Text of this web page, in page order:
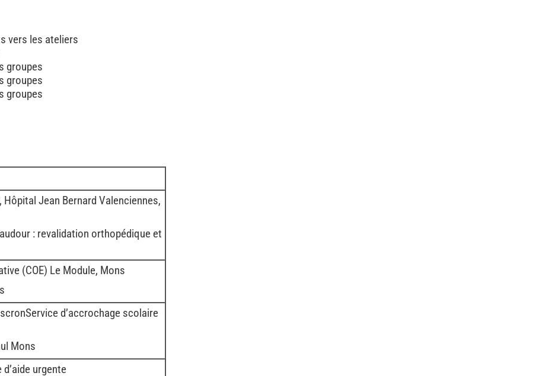
vers les ateliers
groupes
groupes
groupes
Jean Bernard Valenciennes,
: revalidation orthopédique et
(COE) Le Module, Mons
d’accrochage scolaire
Mons
urgente